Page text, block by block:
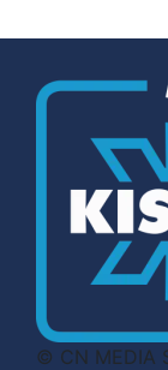
© CN MEDIA